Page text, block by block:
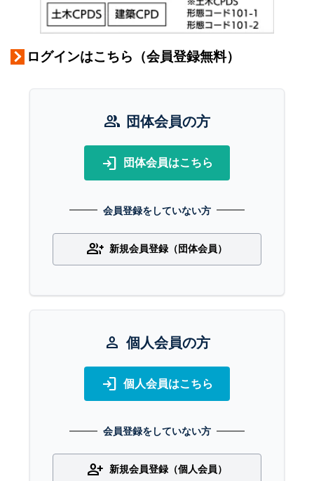
ログインはこちら（会員登録無料）
group 団体会員の方
login 団体会員はこちら
会員登録をしていない方
group_add 新規会員登録（団体会員）
person 個人会員の方
login 個人会員はこちら
会員登録をしていない方
person_add 新規会員登録（個人会員）